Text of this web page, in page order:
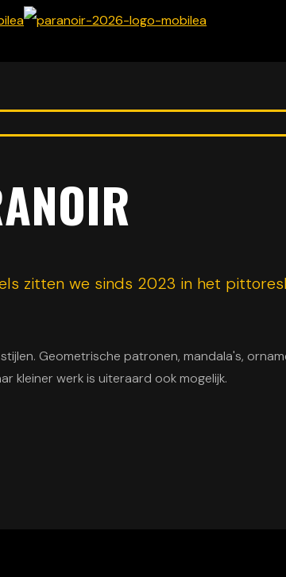
zitten we sinds 2023 in het
Geometrische patronen, mandala's,
kleiner werk is uiteraard ook mogelijk.